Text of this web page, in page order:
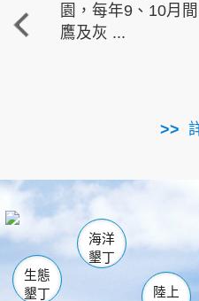
園，每年9、10月
鷹及灰 ...
海生館
恆春
龍鑾潭自然中心
瓊麻館
關山
白砂
生態
墾丁
海洋
墾丁
陸上